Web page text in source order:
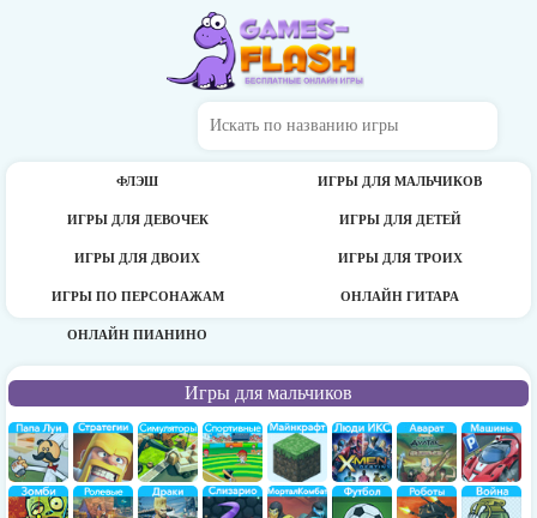
ФЛЭШ ИГРЫ ДЛЯ МАЛЬЧИКОВ
ИГРЫ ДЛЯ ДЕВОЧЕК ИГРЫ ДЛЯ ДЕТЕЙ
ИГРЫ ДЛЯ ДВОИХ ИГРЫ ДЛЯ ТРОИХ
ИГРЫ ПО ПЕРСОНАЖАМ ОНЛАЙН ГИТАРА
ОНЛАЙН ПИАНИНО
Игры для мальчиков